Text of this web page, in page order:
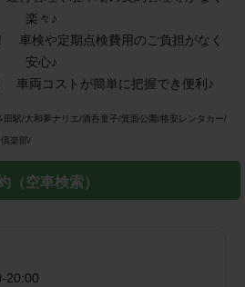
楽々♪
⾞検や定期点検費用のご負担がなく
安心♪
⾞両コストが簡単に把握でき便利♪
駅/大和夢ナリエ/酒呑童子/箕面公園/格安レンタカー/
楽部/
（空車検索）
-20:00